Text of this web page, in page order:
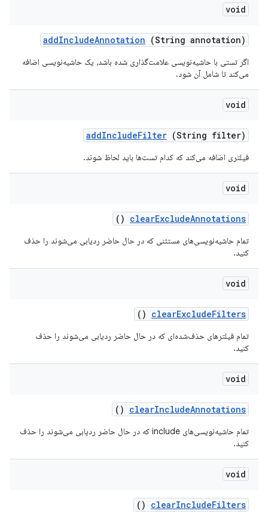
void
addIncludeAnnotation (String annotation)
اگر تستی با حاشیه‌نویسی علامت‌گذاری شده باشد، یک حاشیه‌نویسی اضافه
می‌کند تا شامل آن شود.
void
addIncludeFilter (String filter)
فیلتری اضافه می‌کند که کدام تست‌ها باید لحاظ شوند.
void
clearExcludeAnnotations
()
تمام حاشیه‌نویسی‌های مستثنی که در حال حاضر ردیابی می‌شوند را حذف
کنید.
void
clearExcludeFilters
()
تمام فیلترهای حذف‌شده‌ای که در حال حاضر ردیابی می‌شوند را حذف
کنید.
void
clearIncludeAnnotations
()
تمام حاشیه‌نویسی‌های include که در حال حاضر ردیابی می‌شوند را حذف
کنید.
void
clearIncludeFilters
()